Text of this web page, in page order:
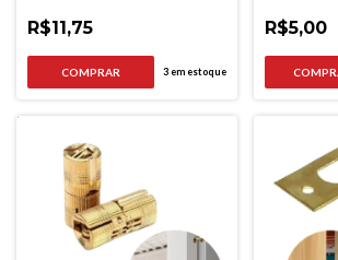
R$11,75
3em estoque
R$5,00